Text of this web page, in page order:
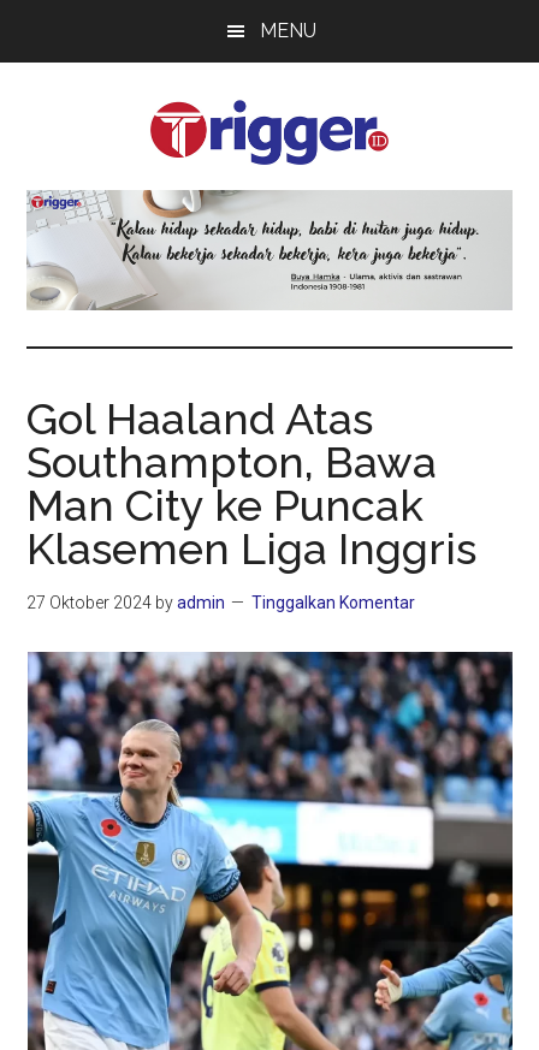
MENU
Trigger
Terkini
Gol Haaland Atas
Southampton, Bawa
Man City ke Puncak
Klasemen Liga Inggris
27 Oktober 2024 byadmin Tinggalkan Komentar